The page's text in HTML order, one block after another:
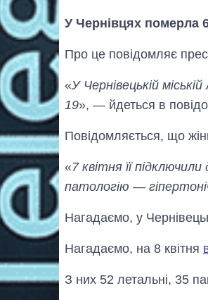
У Чернівцях померла
Про це повідомляє
«У Чернівецькій
19», — йдеться в
Повідомляється, що
«7 квітня її
патологію —
Нагадаємо, у
Нагадаємо, на 8 квітня
З них 52 летальні, 35